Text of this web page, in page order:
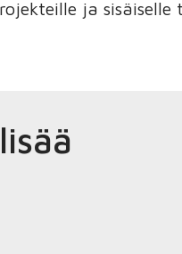
ja sisäiselle